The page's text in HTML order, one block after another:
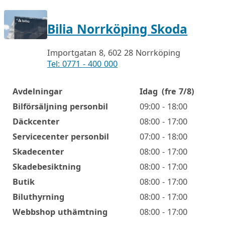
Bilia Norrköping Skoda
Importgatan 8, 602 28 Norrköping
Tel: 0771 - 400 000
Öppettider
Avdelningar Idag (fre 7/8)
Bilförsäljning personbil
09:00 - 18:00
Däckcenter
08:00 - 17:00
Servicecenter personbil
07:00 - 18:00
Skadecenter
08:00 - 17:00
Skadebesiktning
08:00 - 17:00
Butik
08:00 - 17:00
Biluthyrning
08:00 - 17:00
Webbshop uthämtning
08:00 - 17:00